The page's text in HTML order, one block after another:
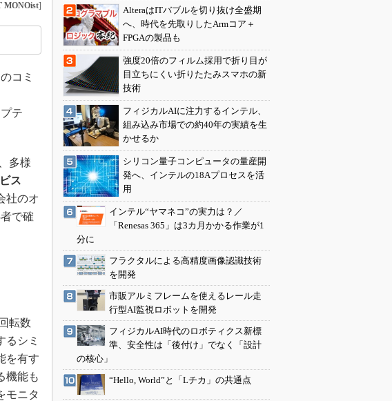
MONOist]
コミ
プテ
多様
ス
社のオ
で確
転数
るシミ
を有す
機能も
モニタ
AlteraはITバブルを切り抜け全盛期
へ、時代を先取りしたArmコア＋
FPGAの製品も
強度20倍のフィルム採用で折り目が
目立ちにくい折りたたみスマホの新
技術
フィジカルAIに注力するインテル、
組み込み市場での約40年の実績を生
かせるか
シリコン量子コンピュータの量産開
発へ、インテルの18Aプロセスを活
用
インテル“ヤマネコ”の実力は？／
「Renesas 365」は3カ月かかる作業が1
分に
フラクタルによる高精度画像認識技術
を開発
市販アルミフレームを使えるレール走
行型AI監視ロボットを開発
フィジカルAI時代のロボティクス新標
準、安全性は「後付け」でなく「設計
の核心」
“Hello, World”と「Lチカ」の共通点